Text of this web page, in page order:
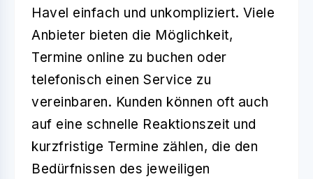
Havel einfach und unkompliziert. Viele
Anbieter bieten die Möglichkeit,
Termine online zu buchen oder
telefonisch einen Service zu
vereinbaren. Kunden können oft auch
auf eine schnelle Reaktionszeit und
kurzfristige Termine zählen, die den
Bedürfnissen des jeweiligen